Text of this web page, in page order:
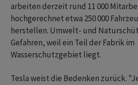
arbeiten derzeit rund 11 000
hochgerechnet etwa 250 000
herstellen. Umwelt- und
Gefahren, weil ein Teil der Fabrik im
Wasserschutzgebiet liegt.
Tesla weist die Bedenken zurück.